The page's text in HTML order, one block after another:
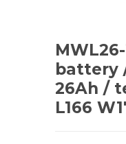
battery
26Ah /
L166